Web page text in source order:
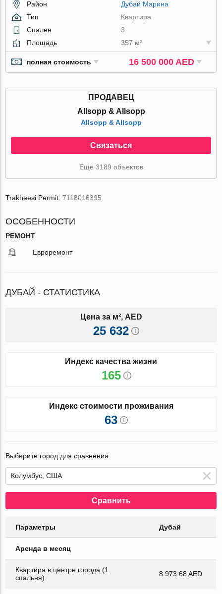
Район
Дубай Марина
Тип
Квартира
Спален
3
Площадь
357 м²
полная стоимость 16 500 000 AED
ПРОДАВЕЦ
Allsopp & Allsopp
Allsopp & Allsopp
Связаться
Ещё 3189 объектов
Trakheesi Permit:7118016395
ОСОБЕННОСТИ
РЕМОНТ
Евроремонт
ДУБАЙ - СТАТИСТИКА
Цена за м², AED
25 632
Индекс качества жизни
165
Индекс стоимости проживания
63
Выберите город для сравнения
Сравнить
Параметры Дубай
Аренда в месяц
Квартира в центре города (1
спальня)
8 973.68 AED